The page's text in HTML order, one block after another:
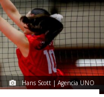
Hans Scott | Agencia UNO